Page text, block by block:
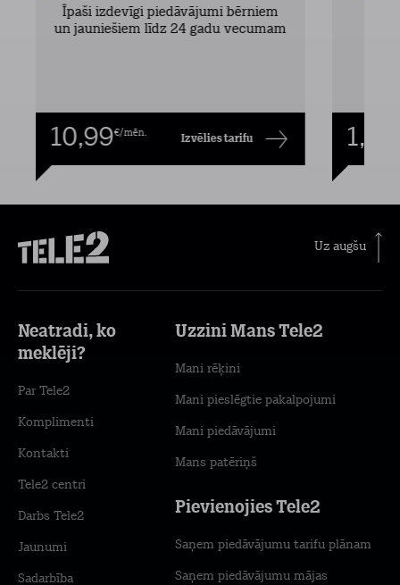
Īpaši izdevīgi piedāvājumi bērniem
un jauniešiem līdz 24 gadu vecumam
10,99€/mēn. Izvēlies tarifu 1,00
Uz augšu
Neatradi, ko
meklēji?
Par Tele2
Komplimenti
Kontakti
Tele2 centri
Darbs Tele2
Jaunumi
Sadarbība
Uzzini Mans Tele2
Mani rēķini
Mani pieslēgtie pakalpojumi
Mani piedāvājumi
Mans patēriņš
Pievienojies Tele2
Saņem piedāvājumu tarifu plānam
Saņem piedāvājumu mājas